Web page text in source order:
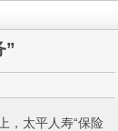
”
太平人寿“保险